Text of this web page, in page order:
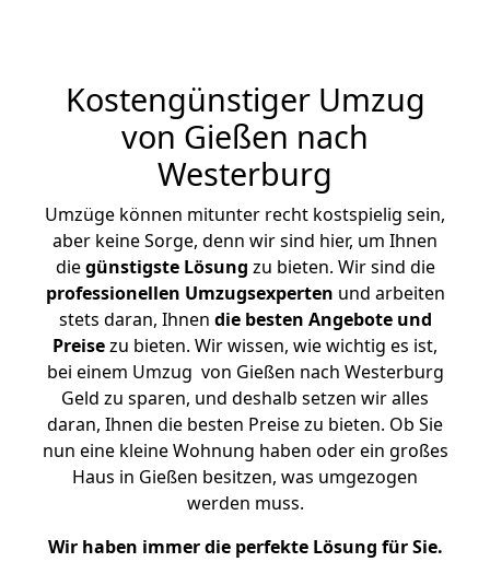
Kostengünstiger Umzug
von Gießen nach
Westerburg
Umzüge können mitunter recht kostspielig sein,
aber keine Sorge, denn wir sind hier, um Ihnen
diegünstigste Lösung zu bieten. Wir sind die
professionellen Umzugsexperten und arbeiten
stets daran, Ihnen die besten Angebote und
Preisezu bieten. Wir wissen, wie wichtig es ist,
bei einem Umzug von Gießen nach Westerburg
Geld zu sparen, und deshalb setzen wir alles
daran, Ihnen die besten Preise zu bieten. Ob Sie
nun eine kleine Wohnung haben oder ein großes
Haus in Gießen besitzen, was umgezogen
werden muss.
Wir haben immer die perfekte Lösung für Sie.